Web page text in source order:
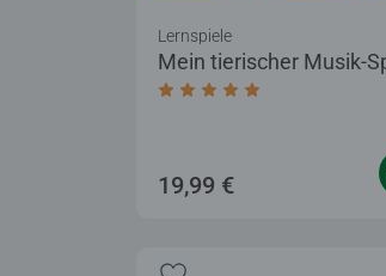
Mein tierischer Musik-
Durchschnittliche
Lernspiele
19,99 €